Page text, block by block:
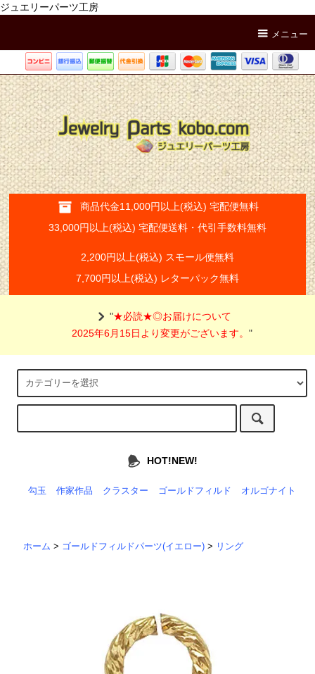
ジュエリーパーツ工房
メニュー
商品代金11,000円以上(税込) 宅配便無料
33,000円以上(税込) 宅配便送料・代引手数料無料
2,200円以上(税込) スモール便無料
7,700円以上(税込) レターパック無料
"★必読★◎お届けについて
2025年6月15日より変更がございます。"
HOT!NEW!
勾玉 作家作品 クラスター ゴールドフィルド オルゴナイト
ホーム > ゴールドフィルドパーツ(イエロー) > リング